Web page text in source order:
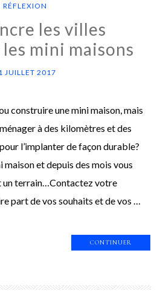
RÉFLEXION
les villes
les mini maisons
JUILLET 2017
construire une mini maison, mais
à des kilomètres et des
l’implanter de façon durable?
et depuis des mois vous
un terrain…Contactez votre
part de vos souhaits et de vos …
CONTINUER